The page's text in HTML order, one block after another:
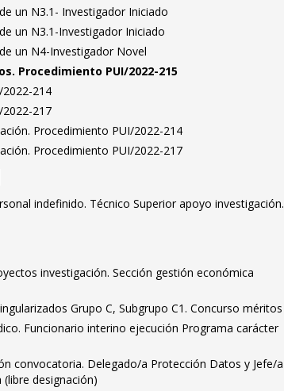
un N3.1- Investigador Iniciado
un N3.1-Investigador Iniciado
un N4-Investigador Novel
Procedimiento PUI/2022-215
214
217
Procedimiento PUI/2022-214
Procedimiento PUI/2022-217
indefinido. Técnico Superior apoyo investigación.
investigación. Sección gestión económica
Grupo C, Subgrupo C1. Concurso méritos
Funcionario interino ejecución Programa carácter
convocatoria. Delegado/a Protección Datos y Jefe/a
designación)